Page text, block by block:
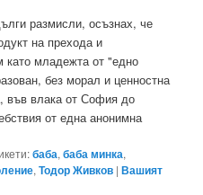
размисли, осъзнах, че
на прехода и
като младежта от "едно
без морал и ценностна
във влака от София до
от една анонимна
баба,баба минка,
,Тодор Живков |Вашият